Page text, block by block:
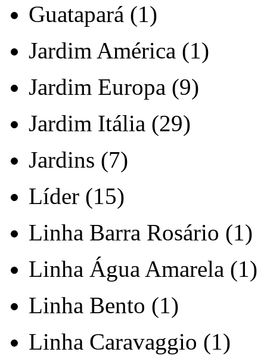
Guatapará (1)
Jardim América (1)
Jardim Europa (9)
Jardim Itália (29)
Jardins (7)
Líder (15)
Linha Barra Rosário (1)
Linha Água Amarela (1)
Linha Bento (1)
Linha Caravaggio (1)